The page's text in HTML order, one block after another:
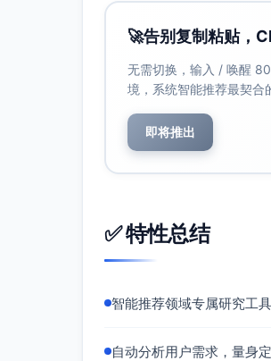
🚀告别复制粘贴，
无需切换，输入 / 唤醒
境，系统智能推荐最契合
即将推出
✅ 特性总结
智能推荐领域专属研究工
自动分析用户需求，量身